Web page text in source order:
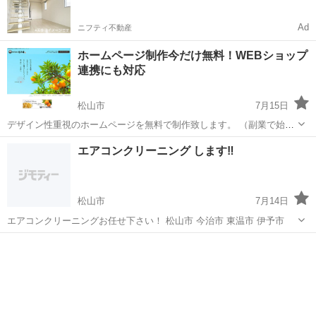
ニフティ不動産 Ad
ホームページ制作今だけ無料！WEBショップ
連携にも対応
松山市
7月15日
デザイン性重視のホームページを無料で制作致します。 （副業で始め
たばかりなので、無料制作させて頂いております。） 〇POINT ・
SEO対策やデザイン性もバッチリ （本業はプロのWEBデザイナーと
して仕事をし...
ハウスクリーニング 無料
エアコンクリーニング します‼️
松山市
7月14日
エアコンクリーニングお任せ下さい！ 松山市 今治市 東温市 伊予市